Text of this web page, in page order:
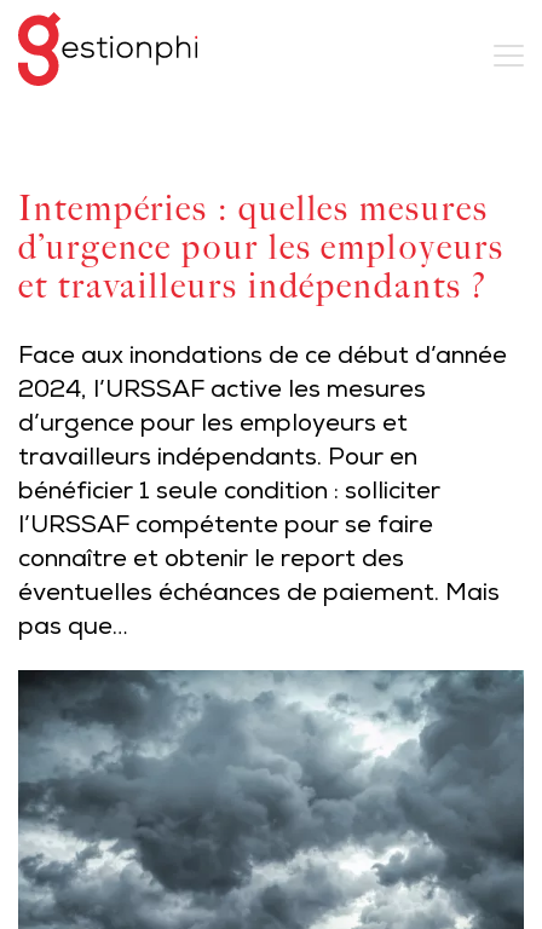
Intempéries : quelles mesures
d’urgence pour les employeurs
et travailleurs indépendants ?
Face aux inondations de ce début d’année
2024, l’URSSAF active les mesures
d’urgence pour les employeurs et
travailleurs indépendants. Pour en
bénéficier 1 seule condition : solliciter
l’URSSAF compétente pour se faire
connaître et obtenir le report des
éventuelles échéances de paiement. Mais
pas que…